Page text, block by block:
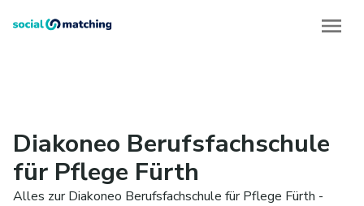
Diakoneo Berufsfachschule
für Pflege Fürth
Alles zur Diakoneo Berufsfachschule für Pflege Fürth -